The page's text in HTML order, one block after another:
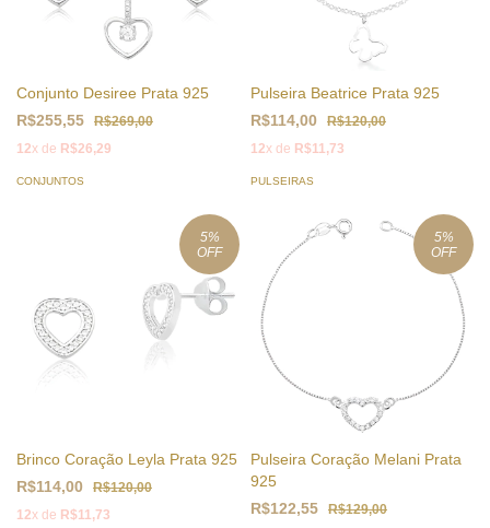
Conjunto Desiree Prata 925
R$255,55
R$269,00
12x de R$26,29
CONJUNTOS
Pulseira Beatrice Prata 925
R$114,00
R$120,00
12x de R$11,73
PULSEIRAS
5%
OFF
Brinco Coração Leyla Prata 925
R$114,00
R$120,00
12x de R$11,73
5%
OFF
Pulseira Coração Melani Prata
925
R$122,55
R$129,00